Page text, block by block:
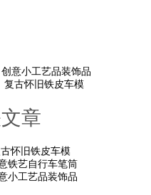
创意小工艺品装饰品
复古怀旧铁皮车模
章
怀旧铁皮车模
铁艺自行车笔筒
小工艺品装饰品